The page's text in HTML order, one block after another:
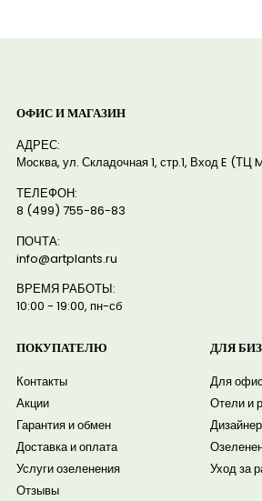
ОФИС И МАГАЗИН
АДРЕС:
Москва, ул. Складочная 1, стр.1, Вход E (ТЦ
ТЕЛЕФОН:
8 (499) 755-86-83
ПОЧТА:
info@artplants.ru
ВРЕМЯ РАБОТЫ:
10:00 - 19:00, пн-сб
ПОКУПАТЕЛЮ
Контакты
Акции
Гарантия и обмен
Доставка и оплата
Услуги озеленения
Отзывы
ДЛЯ
Для
Отели и
Уход за